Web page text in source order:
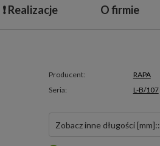
❗ Realizacje O firmie
Producent:
RAPA
Seria:
L-B/107
Zobacz inne długości [mm]::